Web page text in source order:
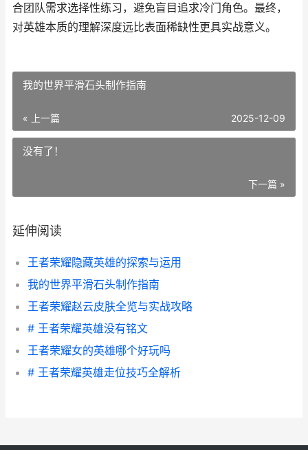
合团队需求选择性练习，避免盲目追求冷门角色。最终，
对英雄本质的理解深度远比表面稀缺性更具实战意义。
我的世界平滑石头制作指南
« 上一篇 2025-12-09
没有了！
下一篇 »
延伸阅读
王者荣耀隐藏英雄的探索与运用
我的世界平滑石头制作指南
王者荣耀赵云皮肤全览与实战攻略
# 王者荣耀英雄没有铭文
王者荣耀女的英雄哪个好玩吗
# 王者荣耀英雄走位技巧全解析